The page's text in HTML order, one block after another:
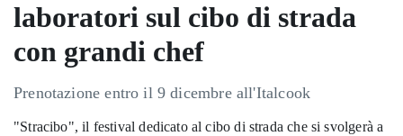
laboratori sul cibo di strada
con grandi chef
Prenotazione entro il 9 dicembre all'Italcook
"Stracibo", il festival dedicato al cibo di strada che si svolgerà a